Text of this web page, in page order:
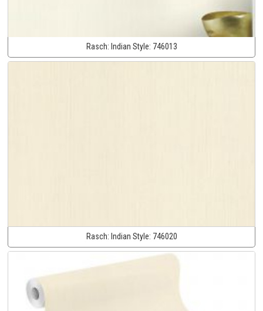
Rasch: Indian Style: 746013
Rasch: Indian Style: 746020